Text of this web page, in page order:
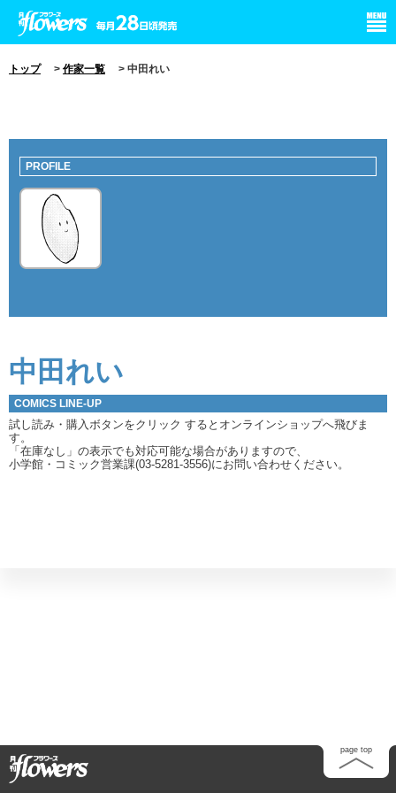
トップ> 作家一覧 > 中田れい
PROFILE
中田れい
COMICS LINE-UP
試し読み・購入ボタンをクリック するとオンラインショップへ飛びま
す。
「在庫なし」の表示でも対応可能な場合がありますので、
小学館・コミック営業課(03-5281-3556)にお問い合わせください。
page top